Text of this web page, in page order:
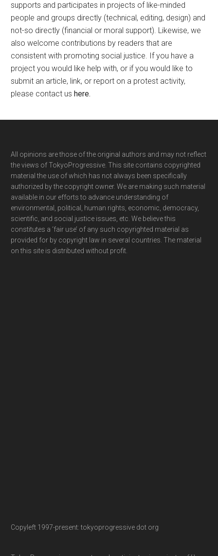
supports and participates in projects of like-minded
people and groups directly (technical, editing, design) and
not-so directly (financial or moral support). Likewise, we
also welcome contributions by readers that are
consistent with promoting social justice. If you have a
project you would like help with, or if you would like to
submit an article, link, or report on a protest activity,
please contact ushere.
Footer
All opinions are those of the original authors and may not reflect
the views of TokyoProgressive. This site contains copyrighted
material the use of which has not always been specifically
authorized by the copyright owner. We are making such material
available in our efforts to advance understanding of
environmental, political, human rights, economic, democracy,
scientific, and social justice issues, etc. We believe this
constitutes a ‘fair use’ of any such copyrighted material as
provided for by copyright law in several countries. The material
on this site is distributed without profit.
Copyleft 1997-present: tokyoprogressive dot org